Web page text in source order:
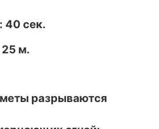
40 сек.
м.
разрываются